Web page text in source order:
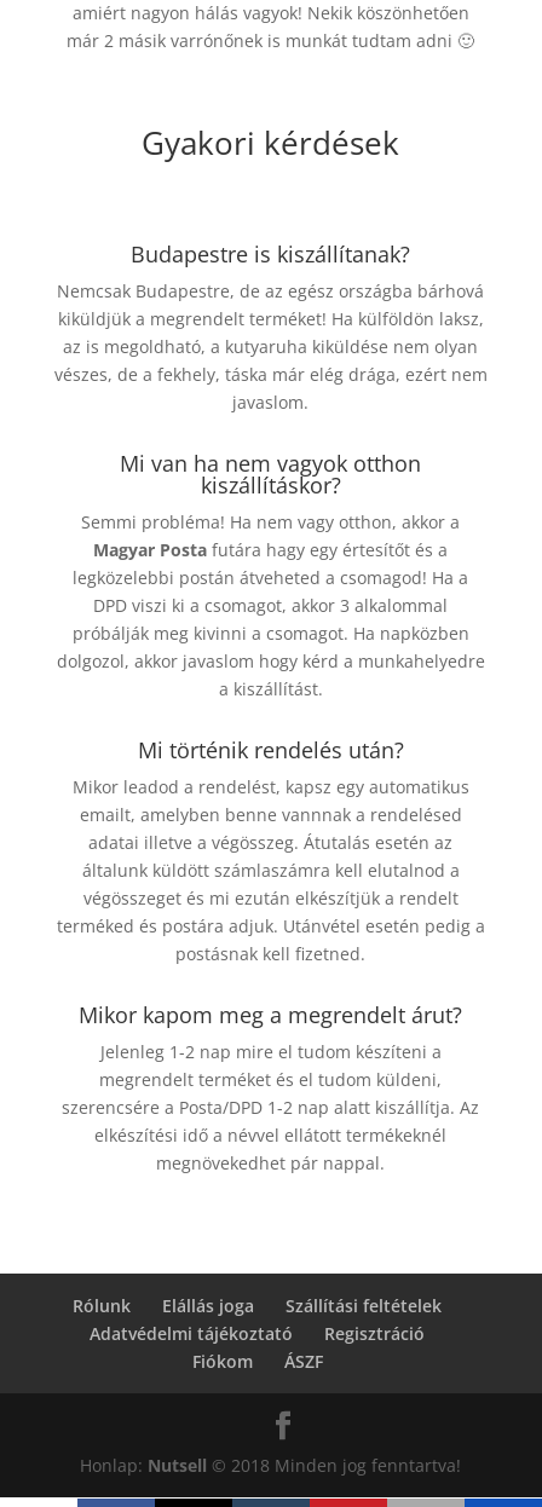
amiért nagyon hálás vagyok! Nekik köszönhetően
már 2 másik varrónőnek is munkát tudtam adni 🙂
Gyakori kérdések
Budapestre is kiszállítanak?
Nemcsak Budapestre, de az egész országba bárhová
kiküldjük a megrendelt terméket! Ha külföldön laksz,
az is megoldható, a kutyaruha kiküldése nem olyan
vészes, de a fekhely, táska már elég drága, ezért nem
javaslom.
Mi van ha nem vagyok otthon
kiszállításkor?
Semmi probléma! Ha nem vagy otthon, akkor a
Magyar Postafutára hagy egy értesítőt és a
legközelebbi postán átveheted a csomagod! Ha a
DPD viszi ki a csomagot, akkor 3 alkalommal
próbálják meg kivinni a csomagot. Ha napközben
dolgozol, akkor javaslom hogy kérd a munkahelyedre
a kiszállítást.
Mi történik rendelés után?
Mikor leadod a rendelést, kapsz egy automatikus
emailt, amelyben benne vannnak a rendelésed
adatai illetve a végösszeg. Átutalás esetén az
általunk küldött számlaszámra kell elutalnod a
végösszeget és mi ezután elkészítjük a rendelt
terméked és postára adjuk. Utánvétel esetén pedig a
postásnak kell fizetned.
Mikor kapom meg a megrendelt árut?
Jelenleg 1-2 nap mire el tudom készíteni a
megrendelt terméket és el tudom küldeni,
szerencsére a Posta/DPD 1-2 nap alatt kiszállítja. Az
elkészítési idő a névvel ellátott termékeknél
megnövekedhet pár nappal.
Rólunk Elállás joga
Szállítási feltételek
Adatvédelmi tájékoztató
Regisztráció
Fiókom
ÁSZF
Honlap: Nutsell © 2018 Minden jog fenntartva!